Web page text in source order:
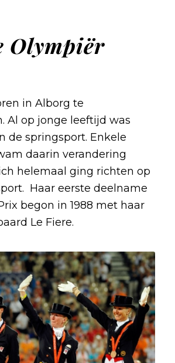
Olympiër
in Alborg te
Al op jonge leeftijd was
de springsport. Enkele
daarin verandering
helemaal ging richten op
Haar eerste deelname
begon in 1988 met haar
Le Fiere.